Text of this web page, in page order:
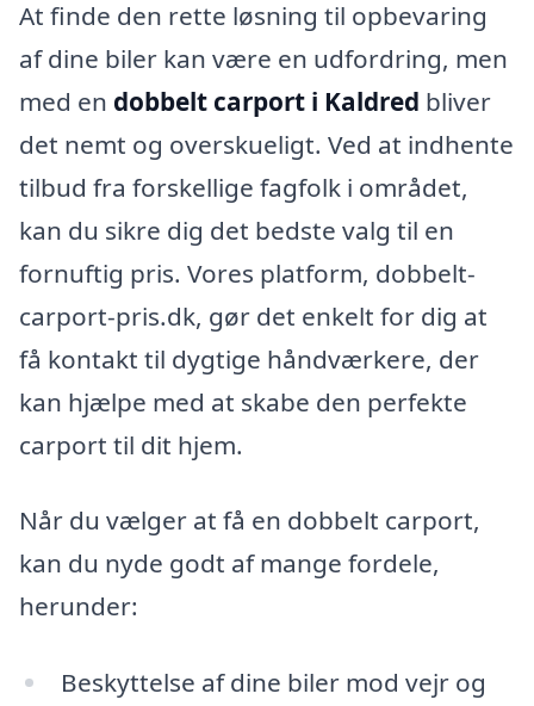
At finde den rette løsning til opbevaring
af dine biler kan være en udfordring, men
med en dobbelt carport i Kaldred bliver
det nemt og overskueligt. Ved at indhente
tilbud fra forskellige fagfolk i området,
kan du sikre dig det bedste valg til en
fornuftig pris. Vores platform, dobbelt-
carport-pris.dk, gør det enkelt for dig at
få kontakt til dygtige håndværkere, der
kan hjælpe med at skabe den perfekte
carport til dit hjem.
Når du vælger at få en dobbelt carport,
kan du nyde godt af mange fordele,
herunder:
Beskyttelse af dine biler mod vejr og